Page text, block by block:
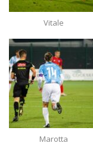
Vitale
Marotta